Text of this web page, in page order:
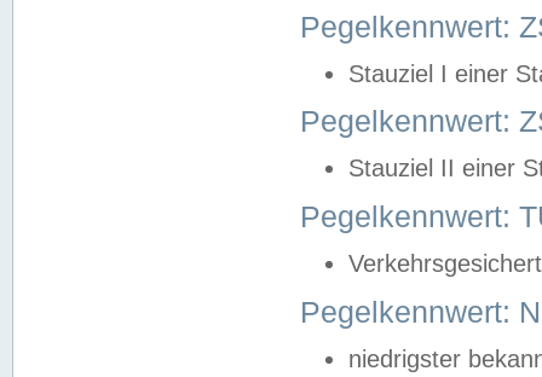
Pegelkennwert:
Stauziel I einer
Pegelkennwert:
Stauziel II einer
Pegelkennwert:
Pegelkennwert:
niedrigster